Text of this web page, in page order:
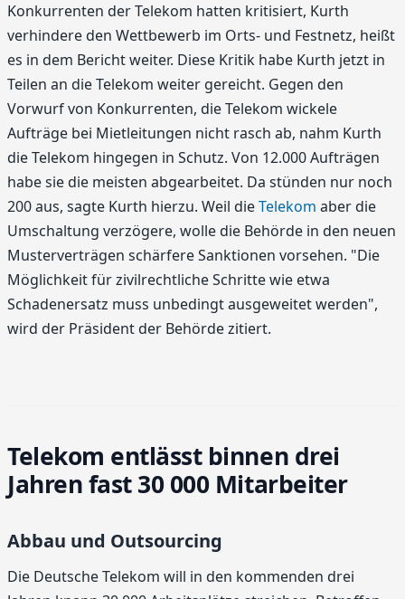
Konkurrenten der Telekom hatten kritisiert, Kurth
verhindere den Wettbewerb im Orts- und Festnetz, heißt
es in dem Bericht weiter. Diese Kritik habe Kurth jetzt in
Teilen an die Telekom weiter gereicht. Gegen den
Vorwurf von Konkurrenten, die Telekom wickele
Aufträge bei Mietleitungen nicht rasch ab, nahm Kurth
die Telekom hingegen in Schutz. Von 12.000 Aufträgen
habe sie die meisten abgearbeitet. Da stünden nur noch
200 aus, sagte Kurth hierzu. Weil dieTelekom aber die
Umschaltung verzögere, wolle die Behörde in den neuen
Musterverträgen schärfere Sanktionen vorsehen. "Die
Möglichkeit für zivilrechtliche Schritte wie etwa
Schadenersatz muss unbedingt ausgeweitet werden",
wird der Präsident der Behörde zitiert.
Telekom entlässt binnen drei
Jahren fast 30 000 Mitarbeiter
Abbau und Outsourcing
Die Deutsche Telekom will in den kommenden drei